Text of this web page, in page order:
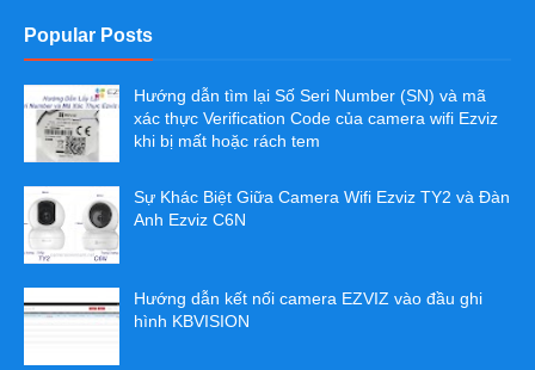
Popular Posts
Hướng dẫn tìm lại Số Seri Number (SN) và mã
xác thực Verification Code của camera wifi Ezviz
khi bị mất hoặc rách tem
Sự Khác Biệt Giữa Camera Wifi Ezviz TY2 và Đàn
Anh Ezviz C6N
Hướng dẫn kết nối camera EZVIZ vào đầu ghi
hình KBVISION